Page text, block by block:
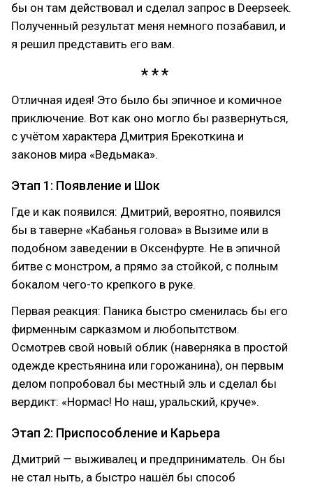
бы он там действовал и сделал запрос в Deepseek.
Полученный результат меня немного позабавил, и
я решил представить его вам.
Отличная идея! Это было бы эпичное и комичное
приключение. Вот как оно могло бы развернуться,
с учётом характера Дмитрия Брекоткина и
законов мира «Ведьмака».
Этап 1: Появление и Шок
Где и как появился: Дмитрий, вероятно, появился
бы в таверне «Кабанья голова» в Вызиме или в
подобном заведении в Оксенфурте. Не в эпичной
битве с монстром, а прямо за стойкой, с полным
бокалом чего-то крепкого в руке.
Первая реакция: Паника быстро сменилась бы его
фирменным сарказмом и любопытством.
Осмотрев свой новый облик (наверняка в простой
одежде крестьянина или горожанина), он первым
делом попробовал бы местный эль и сделал бы
вердикт: «Нормас! Но наш, уральский, круче».
Этап 2: Приспособление и Карьера
Дмитрий — выживалец и предприниматель. Он бы
не стал ныть, а быстро нашёл бы способ